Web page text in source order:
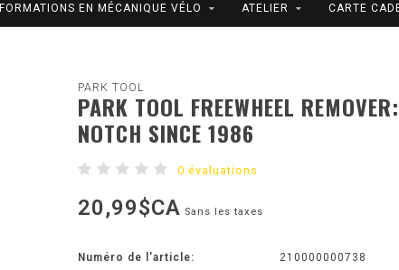
FORMATIONS EN MÉCANIQUE VÉLO ATELIER CARTE
PARK TOOL
PARK TOOL FREEWHEEL
NOTCH SINCE 1986
0 évaluations
20,99$CA Sans les taxes
Numéro de l'article:
210000000738